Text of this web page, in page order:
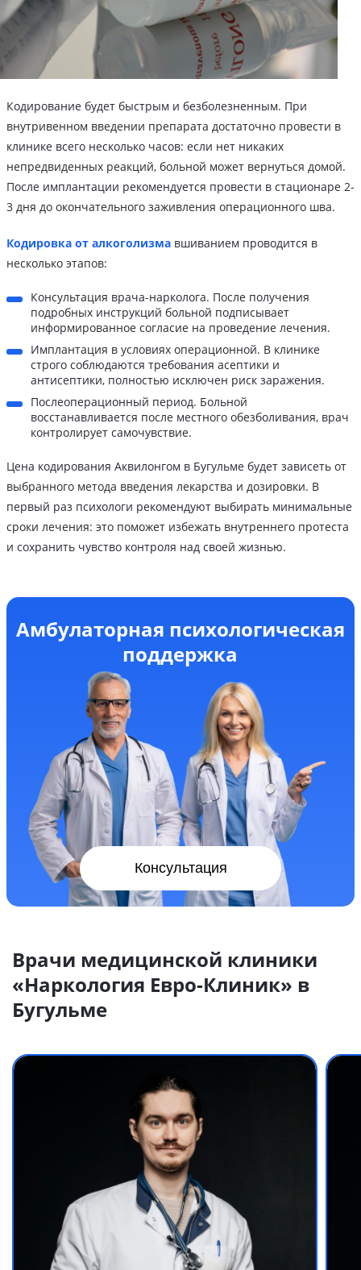
Кодирование будет быстрым и безболезненным. При
внутривенном введении препарата достаточно провести в
клинике всего несколько часов: если нет никаких
непредвиденных реакций, больной может вернуться домой.
После имплантации рекомендуется провести в стационаре 2-
3 дня до окончательного заживления операционного шва.
Кодировка от алкоголизма вшиванием проводится в
несколько этапов:
Консультация врача-нарколога. После получения
подробных инструкций больной подписывает
информированное согласие на проведение лечения.
Имплантация в условиях операционной. В клинике
строго соблюдаются требования асептики и
антисептики, полностью исключен риск заражения.
Послеоперационный период. Больной
восстанавливается после местного обезболивания, врач
контролирует самочувствие.
Цена кодирования Аквилонгом в Бугульме будет зависеть от
выбранного метода введения лекарства и дозировки. В
первый раз психологи рекомендуют выбирать минимальные
сроки лечения: это поможет избежать внутреннего протеста
и сохранить чувство контроля над своей жизнью.
Амбулаторная психологическая
поддержка
Консультация
Врачи медицинской клиники
«Наркология Евро-Клиник» в
Бугульме